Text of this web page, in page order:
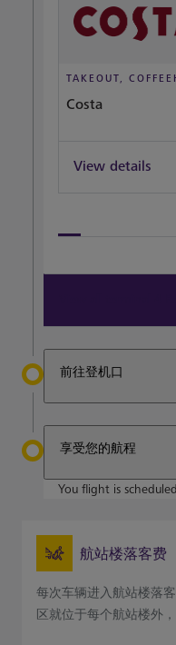
Costa
View details
前往登机口
享受您的航程
You flight is
航站楼落客费
每次车辆进入航站楼落
区就位于每个航站楼外